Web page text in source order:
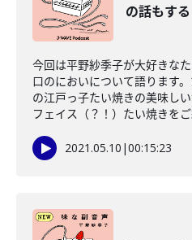
の話もする
今回は平野紗季子が大好きな
口のにおいについて語ります
の江戸っ子たい焼きの美味し
フェイス（？！）たい焼きを
2021.05.10 |00:15:23